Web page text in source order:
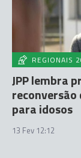
REGIONAIS
JPP lembra
reconversão
para idosos
13 Fev 12:12